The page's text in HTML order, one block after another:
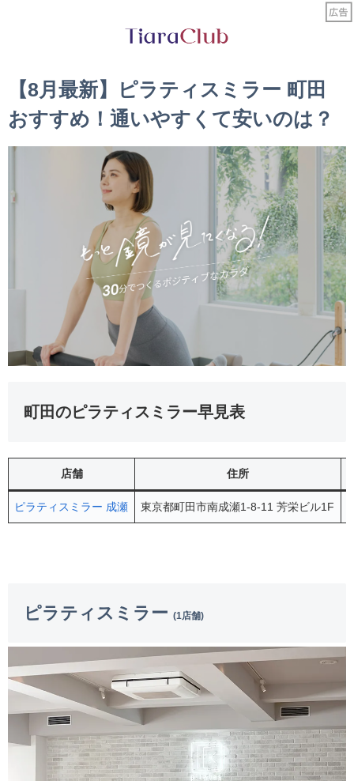
【8月最新】ピラティスミラー 町田
おすすめ！通いやすくて安いのは？
町田のピラティスミラー早見表
店舗 住所
ピラティスミラー 成瀬 東京都町田市南成瀬1-8-11 芳栄ビル1F
ピラティスミラー (1店舗)